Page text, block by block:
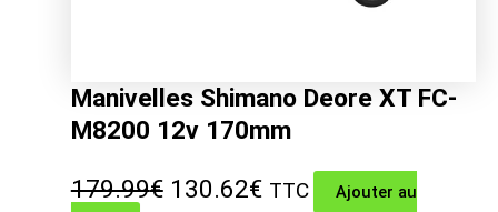
Manivelles Shimano Deore XT FC-
M8200 12v 170mm
179.99€ Le
130.62€Le
TTC
Ajouter au